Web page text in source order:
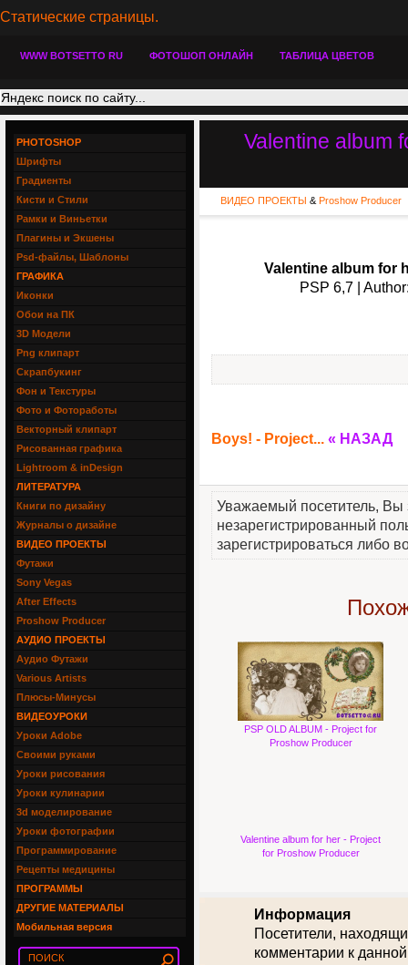
Статические страницы.
WWW BOTSETTO RU ФОТОШОП ОНЛАЙН ТАБЛИЦА ЦВЕТОВ
Valentine album
ВИДЕО ПРОЕКТЫ & Proshow Producer
Valentine album for
PSP 6,7 |
Boys! - Project... « НАЗАД
Уважаемый посетитель, Вы
незарегистрированный
зарегистрироваться либо
PSP OLD ALBUM - Project for
Proshow Producer
Valentine album for her - Project
for Proshow Producer
Информация
Посетители,
комментарии к
PHOTOSHOP
Шрифты
Градиенты
Кисти и Стили
Рамки и Виньетки
Плагины и Экшены
Psd-файлы, Шаблоны
ГРАФИКА
Иконки
Обои на ПК
3D Модели
Png клипарт
Скрапбукинг
Фон и Текстуры
Фото и Фотоработы
Векторный клипарт
Рисованная графика
Lightroom & inDesign
ЛИТЕРАТУРА
Книги по дизайну
Журналы о дизайне
ВИДЕО ПРОЕКТЫ
Футажи
Sony Vegas
After Effects
Proshow Producer
АУДИО ПРОЕКТЫ
Аудио Футажи
Various Artists
Плюсы-Минусы
ВИДЕОУРОКИ
Уроки Adobe
Своими руками
Уроки рисования
Уроки кулинарии
3d моделирование
Уроки фотографии
Программирование
Рецепты медицины
ПРОГРАММЫ
ДРУГИЕ МАТЕРИАЛЫ
Мобильная версия